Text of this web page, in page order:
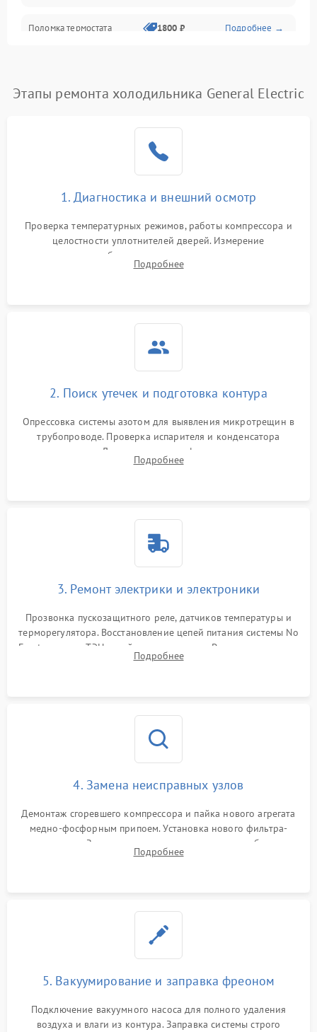
Поломка термостата 1800 ₽ Подробнее →
Поломка системы No Frost 2600 ₽ Подробнее →
работе
2000 ₽ Подробнее →
1000 ₽
1800 ₽
Этапы ремонта холодильника General Electric
1. Диагностика и внешний осмотр
Проверка температурных режимов, работы компрессора и
целостности уплотнителей дверей. Измерение
сопротивления обмоток мотора, проверка термостата и
считывание кодов ошибок с электронного дисплея.
Подробнее
2. Поиск утечек и подготовка контура
Опрессовка системы азотом для выявления микротрещин в
трубопроводе. Проверка испарителя и конденсатора
течеискателем. Демонтаж старого фильтра-осушителя и
продувка капиллярной трубки для устранения засоров.
Подробнее
3. Ремонт электрики и электроники
Прозвонка пускозащитного реле, датчиков температуры и
терморегулятора. Восстановление цепей питания системы No
Frost, включая ТЭН оттайки и вентилятор. Ремонт или замена
платы управления при сбоях алгоритмов.
Подробнее
4. Замена неисправных узлов
Демонтаж сгоревшего компрессора и пайка нового агрегата
медно-фосфорным припоем. Установка нового фильтра-
осушителя. Замена изношенных вентиляторов обдува,
сломанных заслонок или поврежденных дверных петель.
Подробнее
5. Вакуумирование и заправка фреоном
Подключение вакуумного насоса для полного удаления
воздуха и влаги из контура. Заправка системы строго